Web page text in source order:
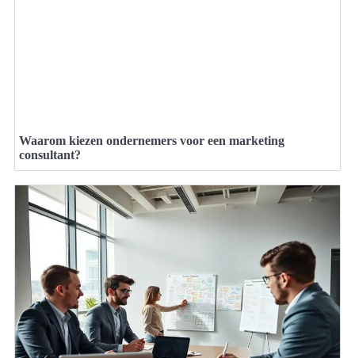
Waarom kiezen ondernemers voor een marketing
consultant?